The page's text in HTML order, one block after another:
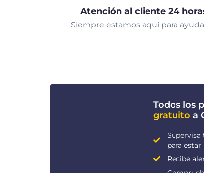
Atención al cliente 24
Siempre estamos aquí para
Todos los
gratuito a
Supervisa
para
Recibe